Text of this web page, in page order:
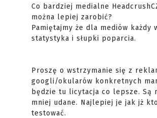
Co bardziej medialne
można lepiej zarobić?
Pamiętajmy że dla mediów każdy
statystyka i słupki poparcia.
Proszę o wstrzymanie się z
googli/okularów konkretnych
będzie tu licytacja co lepsze. Są
mniej udane. Najlepiej je jak jż
testować.